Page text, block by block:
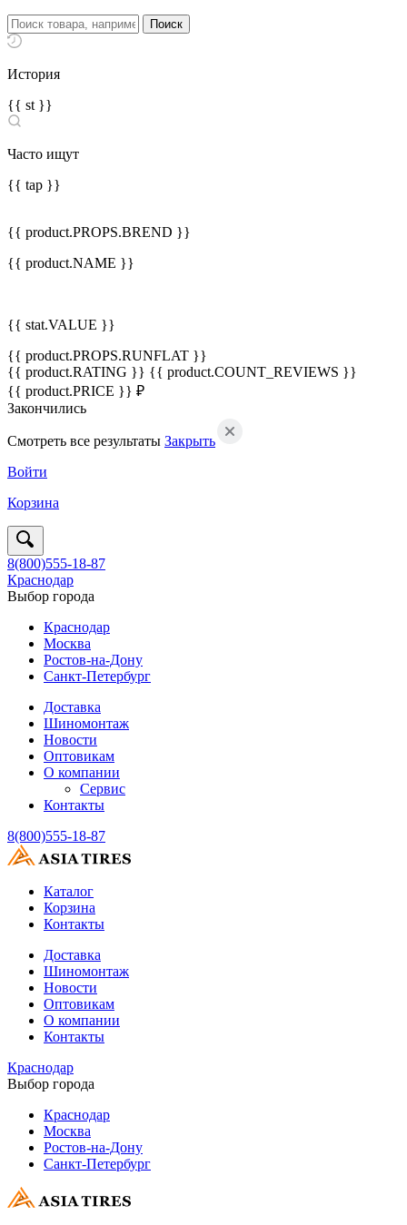
История
{{ st }}
Часто ищут
{{ tap }}
{{ product.PROPS.BREND }}
{{ product.NAME }}
{{ stat.VALUE }}
{{ product.PROPS.RUNFLAT }}
{{ product.RATING }} {{ product.COUNT_REVIEWS }}
{{ product.PRICE }} ₽
Закончились
Смотреть все результаты Закрыть
Войти
Корзина
8(800)555-18-87
Краснодар
Выбор города
Краснодар
Москва
Ростов-на-Дону
Санкт-Петербург
Доставка
Шиномонтаж
Новости
Оптовикам
О компании
Сервис
Контакты
8(800)555-18-87
Каталог
Корзина
Контакты
Доставка
Шиномонтаж
Новости
Оптовикам
О компании
Контакты
Краснодар
Выбор города
Краснодар
Москва
Ростов-на-Дону
Санкт-Петербург